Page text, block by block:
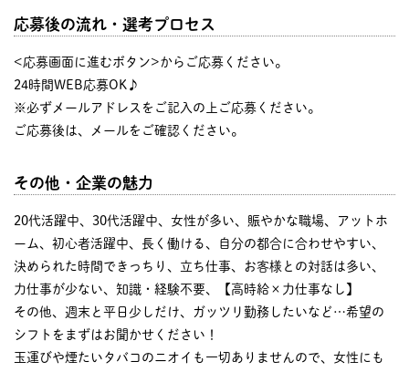
応募後の流れ・選考プロセス
<応募画面に進むボタン>からご応募ください。
24時間WEB応募OK♪
※必ずメールアドレスをご記入の上ご応募ください。
ご応募後は、メールをご確認ください。
その他・企業の魅力
20代活躍中、30代活躍中、女性が多い、賑やかな職場、アットホ
ーム、初心者活躍中、長く働ける、自分の都合に合わせやすい、
決められた時間できっちり、立ち仕事、お客様との対話は多い、
力仕事が少ない、知識・経験不要、【高時給×力仕事なし】
その他、週末と平日少しだけ、ガッツリ勤務したいなど…希望の
シフトをまずはお聞かせください！
玉運びや煙たいタバコのニオイも一切ありませんので、女性にも